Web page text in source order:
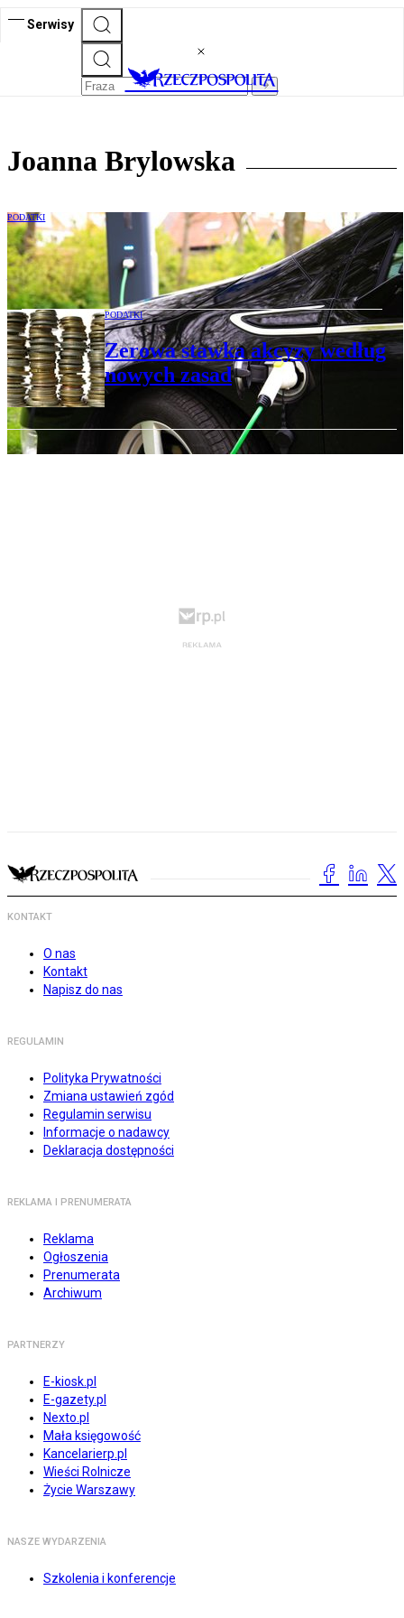
Serwisy
Joanna Brylowska
PODATKI
VAT: ładowanie pojazdów elektrycznych
– dostawa czy usługa
PODATKI
Zerowa stawka akcyzy według
nowych zasad
KONTAKT
O nas
Kontakt
Napisz do nas
REGULAMIN
Polityka Prywatności
Zmiana ustawień zgód
Regulamin serwisu
Informacje o nadawcy
Deklaracja dostępności
REKLAMA I PRENUMERATA
Reklama
Ogłoszenia
Prenumerata
Archiwum
PARTNERZY
E-kiosk.pl
E-gazety.pl
Nexto.pl
Mała księgowość
Kancelarierp.pl
Wieści Rolnicze
Życie Warszawy
NASZE WYDARZENIA
Szkolenia i konferencje